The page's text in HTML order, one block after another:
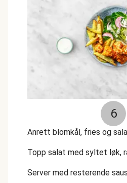
6
Anrett blomkål, fries og
Topp salat med syltet løk,
Server med resterende